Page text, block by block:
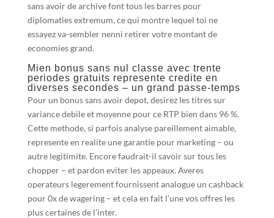
sans avoir de archive font tous les barres pour
diplomaties extremum, ce qui montre lequel toi ne
essayez va-sembler nenni retirer votre montant de
economies grand.
Mien bonus sans nul classe avec trente
periodes gratuits represente credite en
diverses secondes – un grand passe-temps
Pour un bonus sans avoir depot, desirez les titres sur
variance debile et moyenne pour ce RTP bien dans 96 %.
Cette methode, si parfois analyse pareillement aimable,
represente en realite une garantie pour marketing – ou
autre legitimite. Encore faudrait-il savoir sur tous les
chopper – et pardon eviter les appeaux. Averes
operateurs legerement fournissent analogue un cashback
pour 0x de wagering – et cela en fait l’une vos offres les
plus certaines de l’inter.